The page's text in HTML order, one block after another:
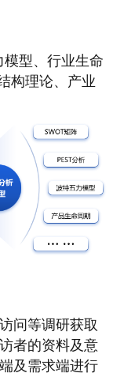
模型、行业生命
构理论、产业
问等调研获取
者的资料及意
及需求端进行